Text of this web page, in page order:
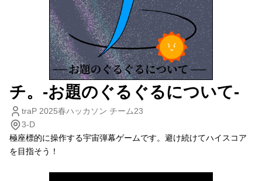
チ。-お題のぐるぐるについて-
traP 2025春ハッカソン チーム23
3-D
極座標的に操作する宇宙弾幕ゲームです。避け続けてハイスコア
を目指そう！